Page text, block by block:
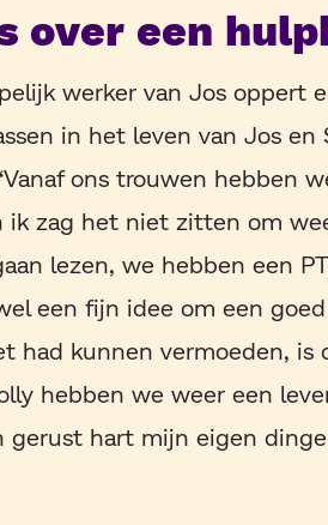
over een
werker van Jos oppert
in het leven van Jos
ons trouwen hebben
zag het niet zitten om
lezen, we hebben een
een fijn idee om een
had kunnen vermoeden, is
hebben we weer een
gerust hart mijn eigen